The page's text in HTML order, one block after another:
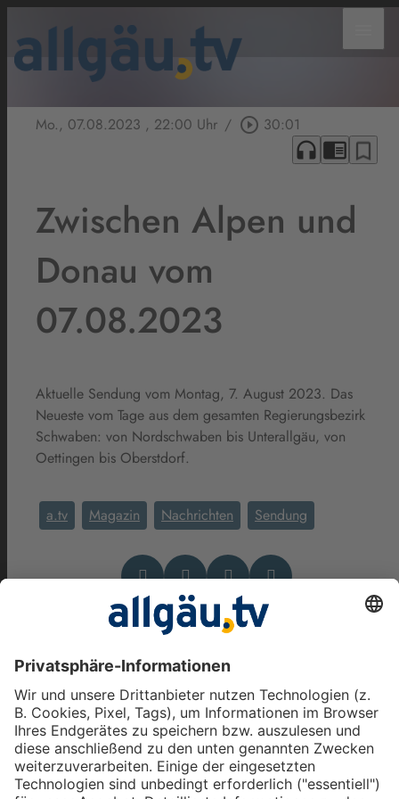
Mo., 07.08.2023 , 22:00 Uhr / play_circle_outline 30:01
headphones chrome_reader_mode bookmark_border
Zwischen Alpen und
Donau vom
07.08.2023
Aktuelle Sendung vom Montag, 7. August 2023. Das
Neueste vom Tage aus dem gesamten Regierungsbezirk
Schwaben: von Nordschwaben bis Unterallgäu, von
Oettingen bis Oberstdorf.
a.tv Magazin Nachrichten Sendung
Das könnte Dich auch
interessieren
allgäu.tv Nachrichten - Freitag,